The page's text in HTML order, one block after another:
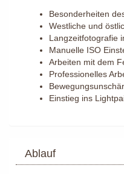
Besonderheiten
Westliche und
Langzeitfotografie
Manuelle ISO
Arbeiten mit dem
Professionelles
Einstieg ins
Ablauf